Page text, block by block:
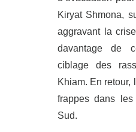
Kiryat Shmona,
aggravant la
davantage de
ciblage des
Khiam. En retour,
frappes dans
Sud.